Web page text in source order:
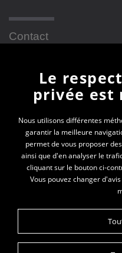
Contact
Newsletter
En vous inscrivant à
toutes les actualités
Votre e-mail*
Le
privée
Nous utilisons différentes
garantir la meilleure
permet de vous proposer
ainsi que d'en analyser le
cliquant sur le bouton ci-
Vous pouvez changer